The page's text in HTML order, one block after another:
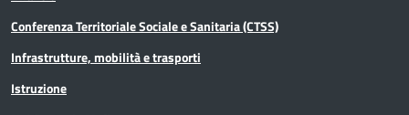
Conferenza Territoriale Sociale e Sanitaria (CTSS)
Infrastrutture, mobilità e trasporti
Istruzione